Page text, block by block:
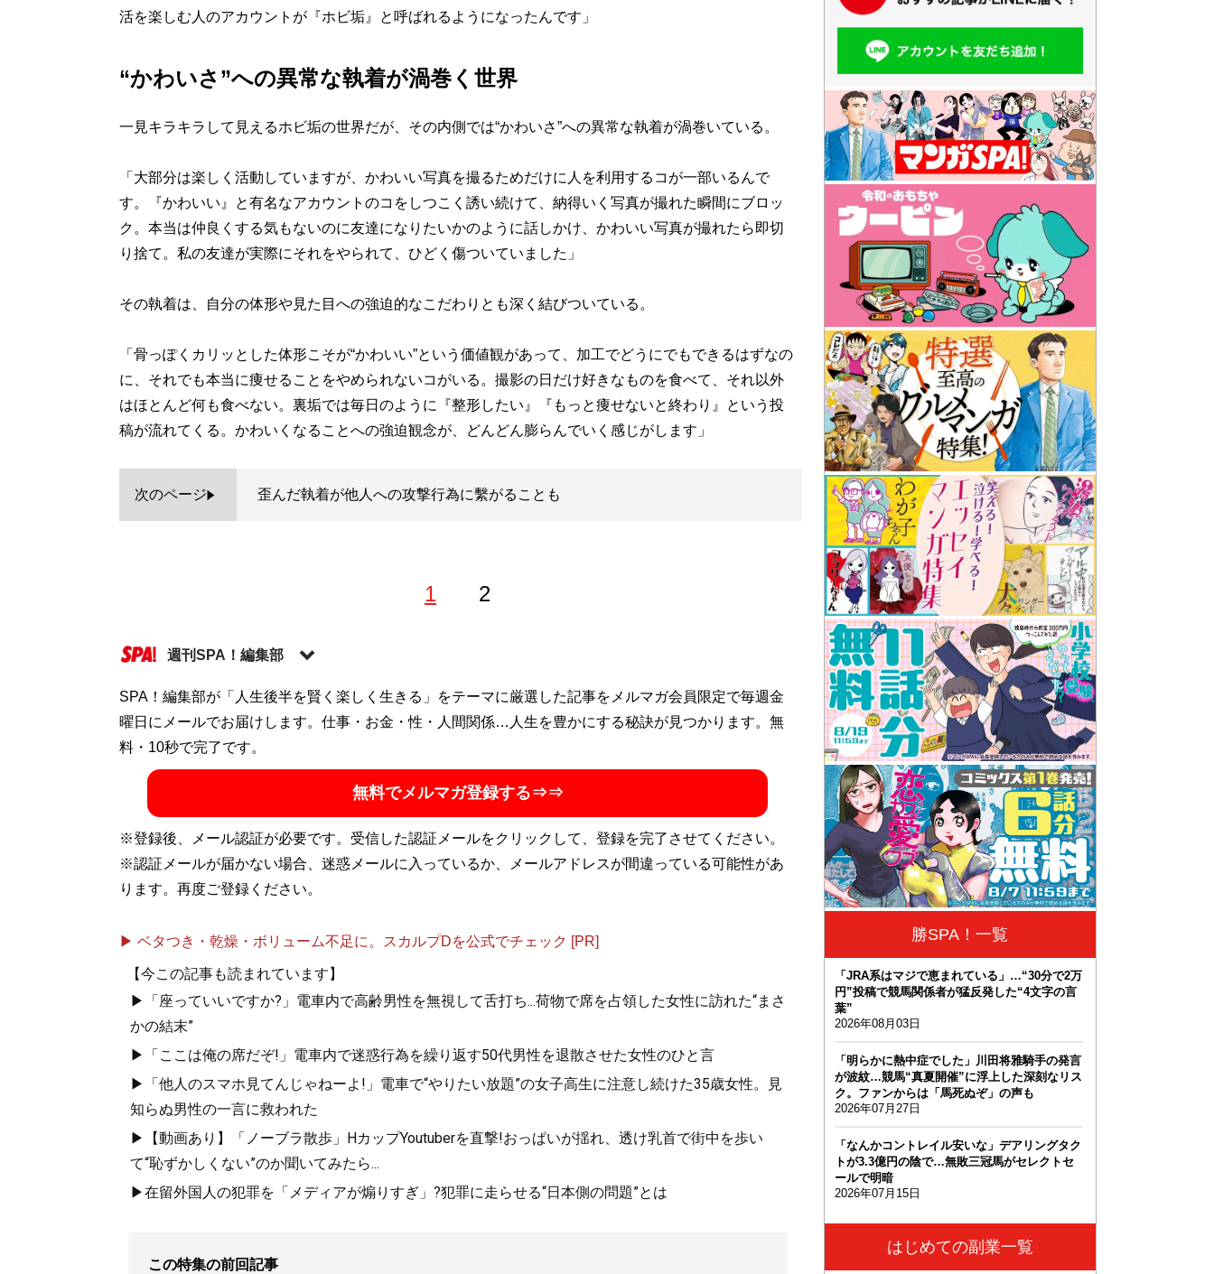
活を楽しむ人のアカウントが『ホビ垢』と呼ばれるようになったんです」
“かわいさ”への異常な執着が渦巻く世界
一見キラキラして見えるホビ垢の世界だが、その内側では“かわいさ”への異常な執着が渦巻いている。
「大部分は楽しく活動していますが、かわいい写真を撮るためだけに人を利用するコが一部いるんで
す。『かわいい』と有名なアカウントのコをしつこく誘い続けて、納得いく写真が撮れた瞬間にブロッ
ク。本当は仲良くする気もないのに友達になりたいかのように話しかけ、かわいい写真が撮れたら即切
り捨て。私の友達が実際にそれをやられて、ひどく傷ついていました」
その執着は、自分の体形や見た目への強迫的なこだわりとも深く結びついている。
「骨っぽくカリッとした体形こそが“かわいい”という価値観があって、加工でどうにでもできるはずなの
に、それでも本当に痩せることをやめられないコがいる。撮影の日だけ好きなものを食べて、それ以外
はほとんど何も食べない。裏垢では毎日のように『整形したい』『もっと痩せないと終わり』という投
稿が流れてくる。かわいくなることへの強迫観念が、どんどん膨らんでいく感じがします」
次のページ 歪んだ執着が他人への攻撃行為に繫がることも
1 2
週刊SPA！編集部
記事一覧へ
SPA！編集部が「人生後半を賢く楽しく生きる」をテーマに厳選した記事をメルマガ会員限定で毎週金
曜日にメールでお届けします。仕事・お金・性・人間関係…人生を豊かにする秘訣が見つかります。無
料・10秒で完了です。
無料でメルマガ登録する⇒⇒
※登録後、メール認証が必要です。受信した認証メールをクリックして、登録を完了させてください。
※認証メールが届かない場合、迷惑メールに入っているか、メールアドレスが間違っている可能性があ
ります。再度ご登録ください。
▶ ベタつき・乾燥・ボリューム不足に。スカルプDを公式でチェック [PR]
【今この記事も読まれています】
▶「座っていいですか?」電車内で高齢男性を無視して舌打ち...荷物で席を占領した女性に訪れた“まさ
かの結末”
▶「ここは俺の席だぞ!」電車内で迷惑行為を繰り返す50代男性を退散させた女性のひと言
▶「他人のスマホ見てんじゃねーよ!」電車で“やりたい放題”の女子高生に注意し続けた35歳女性。見
知らぬ男性の一言に救われた
▶【動画あり】「ノーブラ散歩」HカップYoutuberを直撃!おっぱいが揺れ、透け乳首で街中を歩い
て“恥ずかしくない”のか聞いてみたら...
▶在留外国人の犯罪を「メディアが煽りすぎ」?犯罪に走らせる“日本側の問題”とは
この特集の前回記事
勝SPA！一覧
「JRA系はマジで恵まれている」…“30分で2万
円”投稿で競馬関係者が猛反発した“4文字の言
葉”
2026年08月03日
「明らかに熱中症でした」川田将雅騎手の発言
が波紋…競馬“真夏開催”に浮上した深刻なリス
ク。ファンからは「馬死ぬぞ」の声も
2026年07月27日
「なんかコントレイル安いな」デアリングタク
トが3.3億円の陰で…無敗三冠馬がセレクトセ
ールで明暗
2026年07月15日
はじめての副業一覧